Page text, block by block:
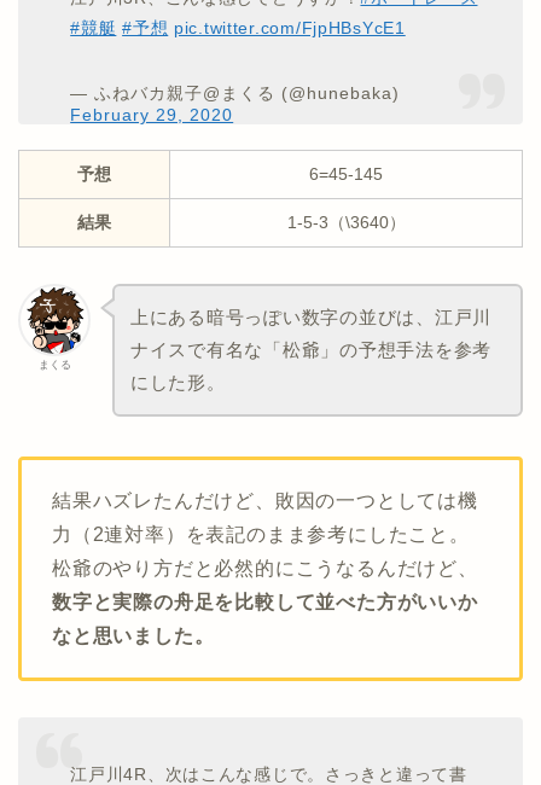
#競艇 #予想 pic.twitter.com/FjpHBsYcE1
— ふねバカ親子@まくる (@hunebaka)
February 29, 2020
予想 6=45-145
結果 1-5-3（\3640）
まくる
上にある暗号っぽい数字の並びは、江戸川
ナイスで有名な「松爺」の予想手法を参考
にした形。
結果ハズレたんだけど、敗因の一つとしては機
力（2連対率）を表記のまま参考にしたこと。
松爺のやり方だと必然的にこうなるんだけど、
数字と実際の舟足を比較して並べた方がいいか
なと思いました。
江戸川4R、次はこんな感じで。さっきと違って書